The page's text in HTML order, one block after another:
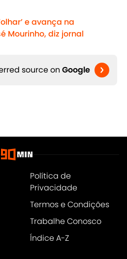
e avança na
Mourinho, diz jornal
source on Google
Política de
Privacidade
Termos e Condições
Trabalhe Conosco
Índice A-Z